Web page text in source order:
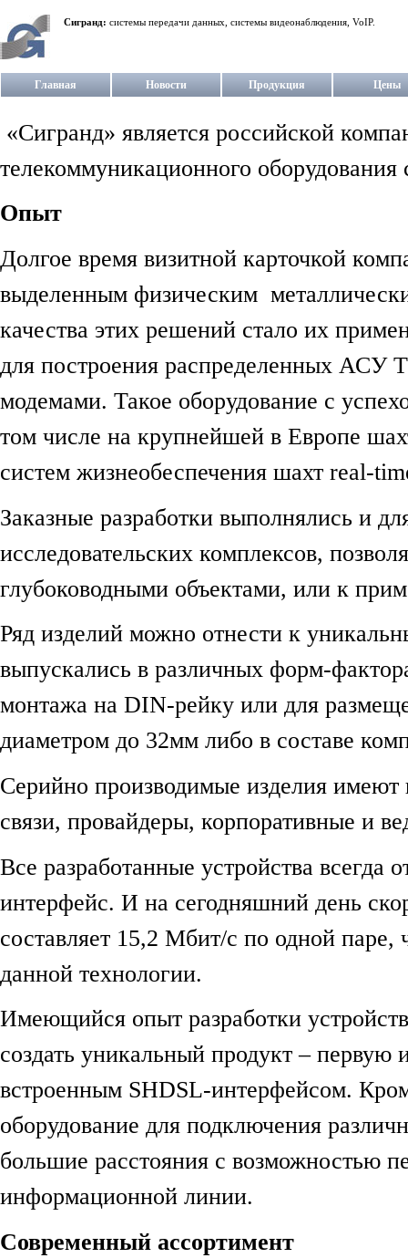
Сигранд: системы передачи данных, системы видеонаблюдения, VoIP.
Главная Новости Продукция Цены
«Сигранд» является российской
телекоммуникационного оборудования
Опыт
Долгое время визитной карточкой
выделенным физическим
качества этих решений стало их
для построения распределенных АСУ
модемами. Такое оборудование с
том числе на крупнейшей в Европе
систем жизнеобеспечения шахт real-
Заказные разработки выполнялись и
исследовательских комплексов,
глубоководными объектами, или к
Ряд изделий можно отнести к
выпускались в различных форм-
монтажа на DIN-рейку или для
диаметром до 32мм либо в составе
Серийно производимые изделия
связи, провайдеры, корпоративные и
Все разработанные устройства всегда
интерфейс. И на сегодняшний день
составляет 15,2 Мбит/c по одной
данной технологии.
Имеющийся опыт разработки
создать уникальный продукт –
встроенным SHDSL-интерфейсом.
оборудование для подключения
большие расстояния с возможностью
информационной линии.
Современный ассортимент